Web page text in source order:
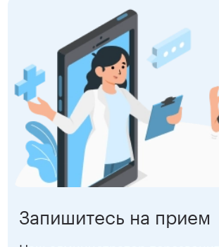
Запишитесь на прием